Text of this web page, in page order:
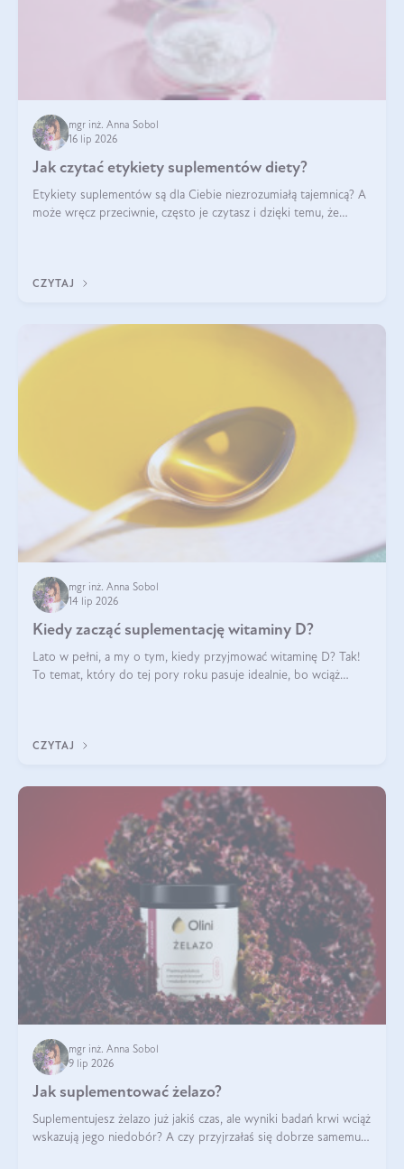
mgr inż. Anna Sobol
16 lip 2026
Jak czytać etykiety suplementów diety?
Etykiety suplementów są dla Ciebie niezrozumiałą tajemnicą? A
może wręcz przeciwnie, często je czytasz i dzięki temu, że
CZYTAJ
mgr inż. Anna Sobol
14 lip 2026
Kiedy zacząć suplementację witaminy D?
Lato w pełni, a my o tym, kiedy przyjmować witaminę D? Tak!
To temat, który do tej pory roku pasuje idealnie, bo wciąż
CZYTAJ
mgr inż. Anna Sobol
9 lip 2026
Jak suplementować żelazo?
Suplementujesz żelazo już jakiś czas, ale wyniki badań krwi wciąż
wskazują jego niedobór? A czy przyjrzałaś się dobrze samemu